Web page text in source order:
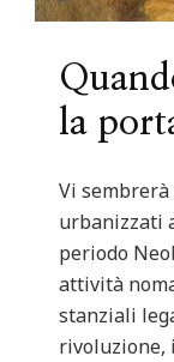
la
Vi
urbanizzati
periodo
attività
stanziali
rivoluzione,